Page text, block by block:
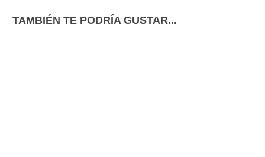
TAMBIÉN TE PODRÍA GUSTAR...